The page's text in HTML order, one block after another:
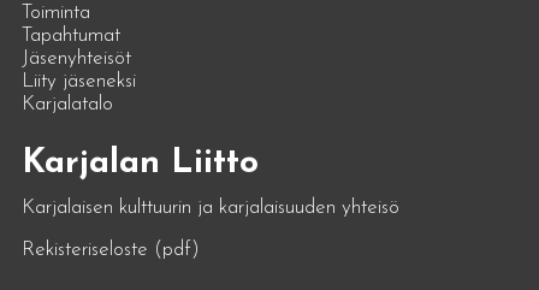
Toiminta
Tapahtumat
Jäsenyhteisöt
Liity jäseneksi
Karjalatalo
Karjalan Liitto
Karjalaisen kulttuurin ja karjalaisuuden yhteisö
Rekisteriseloste (pdf)